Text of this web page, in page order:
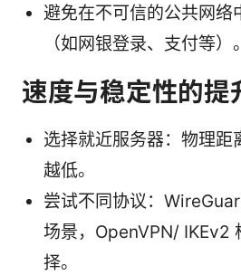
避免在不可信的公共网络
（如网银登录、支付等）。
速度与稳定性的提
选择就近服务器：物理距
越低。
尝试不同协议：
场景，OpenVPN/ IKEv2
择。